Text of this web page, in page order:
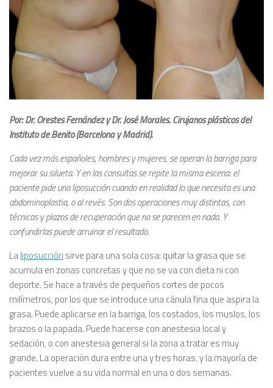
Por: Dr. Orestes Fernández y Dr. José Morales. Cirujanos plásticos del
Instituto de Benito (Barcelona y Madrid).
Cada vez más españoles, hombres y mujeres, se operan la barriga para
mejorar su silueta. Y en las consultas se repite la misma escena: el
paciente pide una liposucción cuando en realidad lo que necesita es una
abdominoplastia, o al revés. Son dos operaciones muy distintas, con
técnicas y plazos de recuperación que no se parecen en nada. Y
confundirlas puede arruinar el resultado.
Laliposucción sirve para una sola cosa: quitar la grasa que se
acumula en zonas concretas y que no se va con dieta ni con
deporte. Se hace a través de pequeños cortes de pocos
milímetros, por los que se introduce una cánula fina que aspira la
grasa. Puede aplicarse en la barriga, los costados, los muslos, los
brazos o la papada. Puede hacerse con anestesia local y
sedación, o con anestesia general si la zona a tratar es muy
grande. La operación dura entre una y tres horas, y la mayoría de
pacientes vuelve a su vida normal en una o dos semanas.